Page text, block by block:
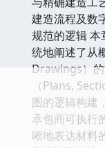
建造流程及数
规范的逻辑
统地阐述了从
Drawings）
（Plans,
图的逻辑构建
承包商可执行
晰地表达材料